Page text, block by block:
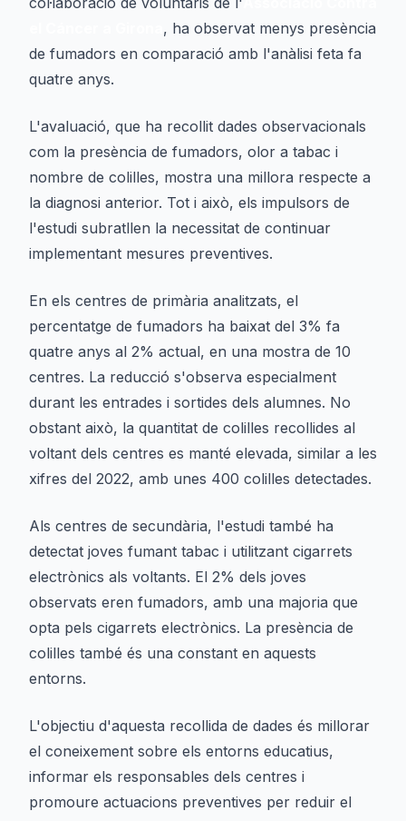
, ha observat menys presència
de fumadors en comparació amb l'anàlisi feta fa
quatre anys.
L'avaluació, que ha recollit dades observacionals
com la presència de fumadors, olor a tabac i
nombre de colilles, mostra una millora respecte a
la diagnosi anterior. Tot i això, els impulsors de
l'estudi subratllen la necessitat de continuar
implementant mesures preventives.
En els centres de primària analitzats, el
percentatge de fumadors ha baixat del 3% fa
quatre anys al 2% actual, en una mostra de 10
centres. La reducció s'observa especialment
durant les entrades i sortides dels alumnes. No
obstant això, la quantitat de colilles recollides al
voltant dels centres es manté elevada, similar a les
xifres del 2022, amb unes 400 colilles detectades.
Als centres de secundària, l'estudi també ha
detectat joves fumant tabac i utilitzant cigarrets
electrònics als voltants. El 2% dels joves
observats eren fumadors, amb una majoria que
opta pels cigarrets electrònics. La presència de
colilles també és una constant en aquests
entorns.
L'objectiu d'aquesta recollida de dades és millorar
el coneixement sobre els entorns educatius,
informar els responsables dels centres i
promoure actuacions preventives per reduir el